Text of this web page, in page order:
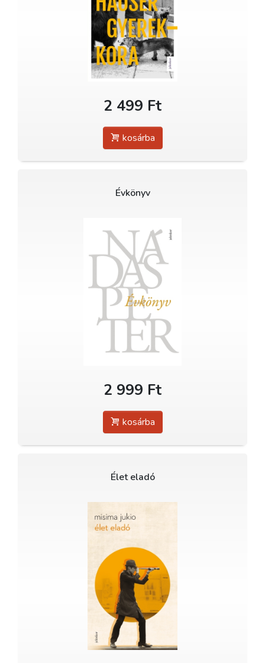
2 499 Ft
kosárba
Évkönyv
2 999 Ft
kosárba
Élet eladó